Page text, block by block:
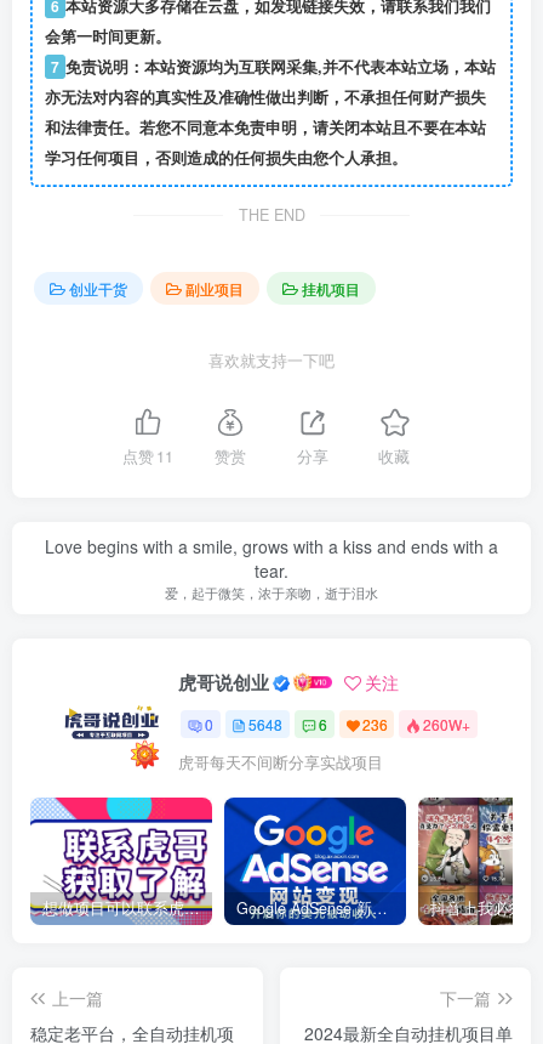
6 本站资源大多存储在云盘，如发现链接失效，请联系我们我们
会第一时间更新。
7 免责说明：本站资源均为互联网采集,并不代表本站立场，本站
亦无法对内容的真实性及准确性做出判断，不承担任何财产损失
和法律责任。若您不同意本免责申明，请关闭本站且不要在本站
学习任何项目，否则造成的任何损失由您个人承担。
THE END
创业干货 副业项目 挂机项目
喜欢就支持一下吧
点赞11 赞赏 分享 收藏
Love begins with a smile, grows with a kiss and ends with a
tear.
爱，起于微笑，浓于亲吻，逝于泪水
虎哥说创业 关注
0 5648 6 236 260W+
虎哥每天不间断分享实战项目
想做项目可以联系虎哥微信 虎哥一对一解答并且远程视频教学 Google AdSense 新手接入教程：虎哥手把手教你用网站赚取美元收入
上一篇
稳定老平台，全自动挂机项
下一篇
2024最新全自动挂机项目单